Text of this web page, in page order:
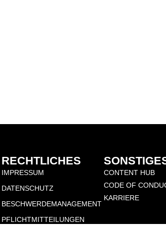
RECHTLICHES
IMPRESSUM
DATENSCHUTZ
BESCHWERDEMANAGEMENT
PFLICHTMITTEILUNGEN
CONTENT HUB
CODE OF
KARRIERE